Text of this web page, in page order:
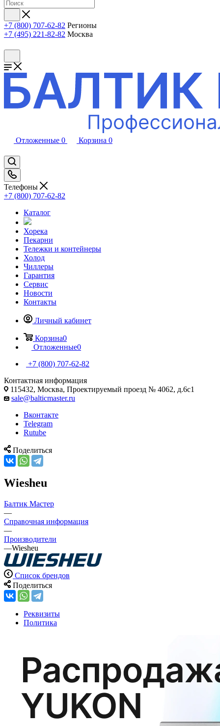
+7 (800) 707-62-82 Регионы
+7 (495) 221-82-82 Москва
Отложенные 0 Корзина 0
Телефоны
+7 (800) 707-62-82
Каталог
Хорека
Пекарни
Тележки и контейнеры
Холод
Чиллеры
Гарантия
Сервис
Новости
Контакты
Личный кабинет
Корзина0
Отложенные0
+7 (800) 707-62-82
Контактная информация
115432, Москва, Проектируемый проезд № 4062, д.6с1
sale@balticmaster.ru
Вконтакте
Telegram
Rutube
Поделиться
Wiesheu
Балтик Мастер
—
Справочная информация
—
Производители
—Wiesheu
Список брендов
Поделиться
Реквизиты
Политика